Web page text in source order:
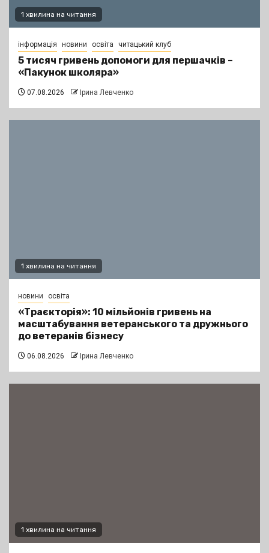
1 хвилина на читання
інформація новини освіта читацький клуб
5 тисяч гривень допомоги для першачків –
«Пакунок школяра»
07.08.2026 Ірина Левченко
1 хвилина на читання
новини освіта
«Траєкторія»: 10 мільйонів гривень на
масштабування ветеранського та дружнього
до ветеранів бізнесу
06.08.2026 Ірина Левченко
1 хвилина на читання